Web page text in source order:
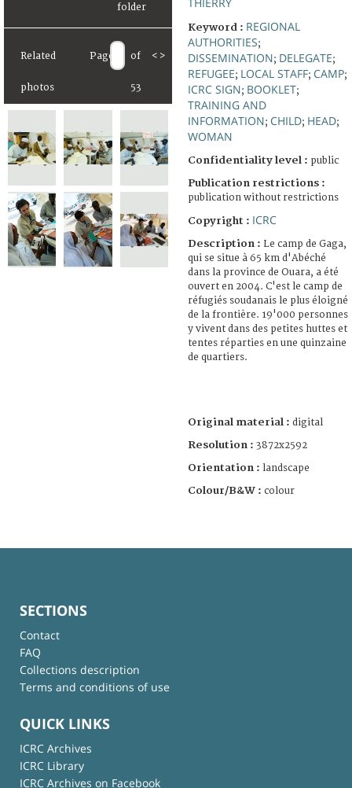
Related
photos
Page of
53
< >
Keyword : REGIONAL
AUTHORITIES;
DISSEMINATION; DELEGATE;
REFUGEE; LOCAL STAFF; CAMP;
ICRC SIGN; BOOKLET;
TRAINING AND
INFORMATION; CHILD; HEAD;
WOMAN
Confidentiality level : public
Publication restrictions :
publication without restrictions
Copyright : ICRC
Description : Le camp de Gaga,
qui se situe à 65 km d'Abéché
dans la province de Ouara, a été
ouvert en 2004. C'est le camp de
réfugiés soudanais le plus éloigné
de la frontière. 19'000 personnes
y vivent dans des petites huttes et
tentes réparties en une quinzaine
de quartiers.
Original material : digital
Resolution : 3872x2592
Orientation : landscape
Colour/B&W : colour
SECTIONS
Contact
FAQ
Collections description
Terms and conditions of use
QUICK LINKS
ICRC Archives
ICRC Library
ICRC Archives on Facebook